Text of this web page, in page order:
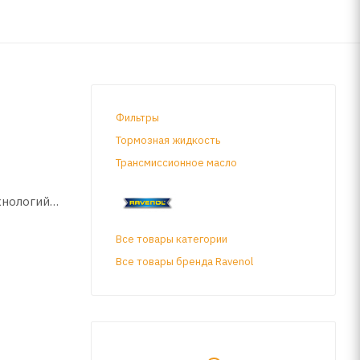
Фильтры
Тормозная жидкость
Трансмиссионное масло
Все товары категории
Все товары бренда Ravenol